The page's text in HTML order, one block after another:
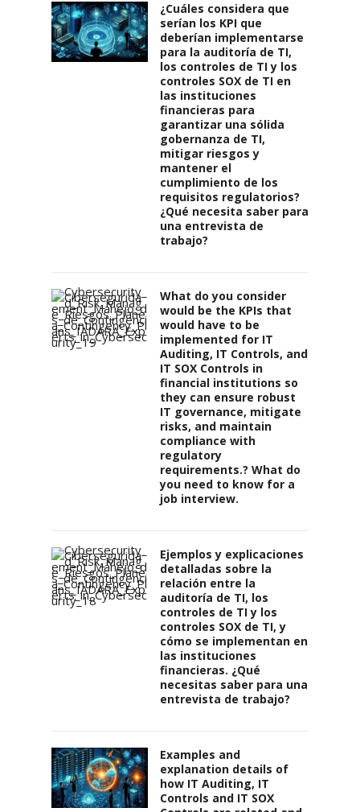
¿Cuáles considera que
serían los KPI que
deberían implementarse
para la auditoría de TI,
los controles de TI y los
controles SOX de TI en
las instituciones
financieras para
garantizar una sólida
gobernanza de TI,
mitigar riesgos y
mantener el
cumplimiento de los
requisitos regulatorios?
¿Qué necesita saber para
una entrevista de
trabajo?
What do you consider
would be the KPIs that
would have to be
implemented for IT
Auditing, IT Controls, and
IT SOX Controls in
financial institutions so
they can ensure robust
IT governance, mitigate
risks, and maintain
compliance with
regulatory
requirements.? What do
you need to know for a
job interview.
Ejemplos y explicaciones
detalladas sobre la
relación entre la
auditoría de TI, los
controles de TI y los
controles SOX de TI, y
cómo se implementan en
las instituciones
financieras. ¿Qué
necesitas saber para una
entrevista de trabajo?
Examples and
explanation details of
how IT Auditing, IT
Controls and IT SOX